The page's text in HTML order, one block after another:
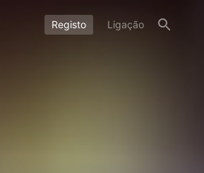
Registo Ligação